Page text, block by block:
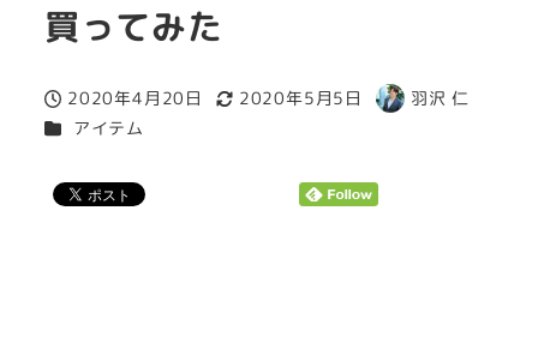
買ってみた
投稿日
2020年4月20日
更新日
2020年5月5日
著
羽沢 仁
カテゴリー
アイテム